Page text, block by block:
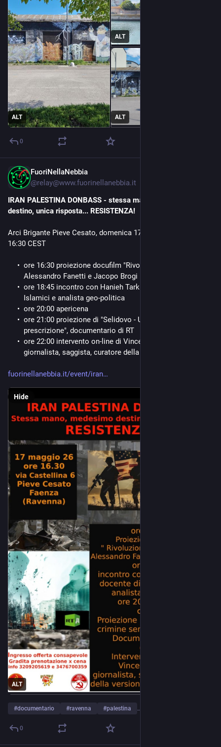
ALT
ALT
ALT
0
FuoriNellaNebbia
@relay@www.fuorinellanebbia.it
IRAN PALESTINA DONBASS - stessa mano, medesimo
destino, unica risposta... RESISTENZA!
Arci Brigante Pieve Cesato, domenica 17 maggio alle ore
16:30 CEST
ore 16:30 proiezione docufilm "Rivoluzione" con gli autori
Alessandro Fanetti e Jacopo Brogi
ore 18:45 incontro con Hanieh Tarkian, docente di Studi
Islamici e analista geo-politica
ore 20:00 apericena
ore 21:00 proiezione di "Selidovo - Un crimine senza
prescrizione", documentario di RT
ore 22:00 intervento on-line di Vincenzo Lorusso,
giornalista, saggista, curatore della versione italiana
fuorinellanebbia.it/event/iran
ALT
Hide
#documentario #ravenna #palestina …and 4 more
0